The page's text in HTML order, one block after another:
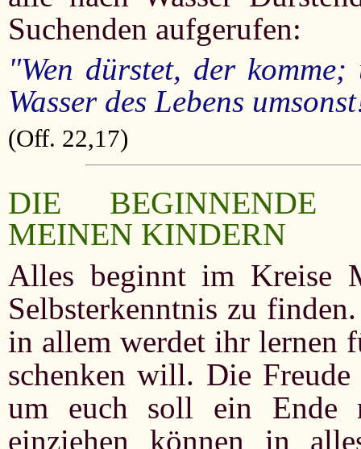
Suchenden aufgerufen:
"Wen dürstet, der
Wasser des Lebens
(Off. 22,17)
DIE BEGINNENDE
MEINEN KINDERN
Alles beginnt im Kreise
Selbsterkenntnis zu
in allem werdet ihr lernen
schenken will. Die
um euch soll ein Ende
einziehen können in